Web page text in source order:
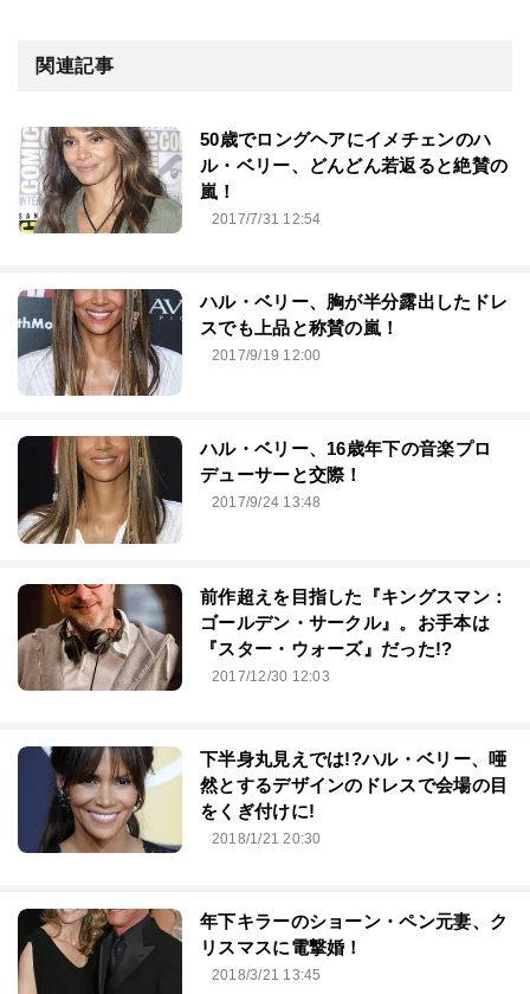
関連記事
50歳でロングヘアにイメチェンのハ
ル・ベリー、どんどん若返ると絶賛の
嵐！
2017/7/31 12:54
ハル・ベリー、胸が半分露出したドレ
スでも上品と称賛の嵐！
2017/9/19 12:00
ハル・ベリー、16歳年下の音楽プロ
デューサーと交際！
2017/9/24 13:48
前作超えを目指した『キングスマン：
ゴールデン・サークル』。お手本は
『スター・ウォーズ』だった!?
2017/12/30 12:03
下半身丸見えでは!?ハル・ベリー、唖
然とするデザインのドレスで会場の目
をくぎ付けに!
2018/1/21 20:30
年下キラーのショーン・ペン元妻、ク
リスマスに電撃婚！
2018/3/21 13:45